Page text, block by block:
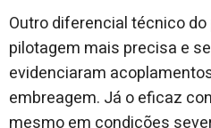
Outro diferencial técnico
pilotagem mais precisa e
evidenciaram
embreagem. Já o eficaz